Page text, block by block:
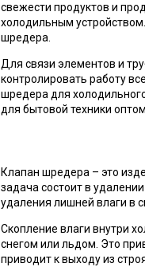
свежести продуктов и
холодильным
шредера.
Для связи элементов и
контролировать работу
шредера для
для бытовой техники
Клапан шредера – это
задача состоит в
удаления лишней влаги в
Скопление влаги внутри
снегом или льдом. Это
приводит к выходу из